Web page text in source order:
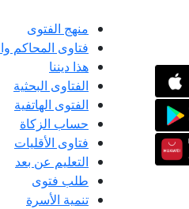
منهج الفتوى
فتاوى المحاكم
هذا ديننا
الفتاوى البحثية
الفتوى الهاتفية
حساب الزكاة
فتاوى الأقليات
التعليم عن بعد
طلب فتوى
تنمية الأسرة